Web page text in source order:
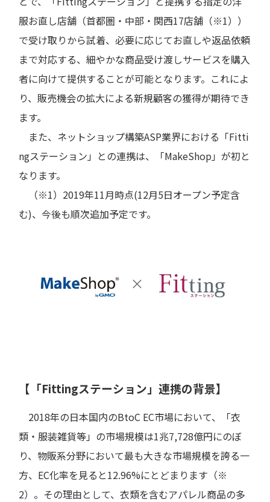
服お直し店舗（首都圏・中部・関西17店舗（※1））
で受け取りから試着、必要に応じてお直しや返品依頼
まで対応する、細やかな商品受け渡しサービスを購入
者に向けて提供することが可能となります。これによ
り、販売機会の拡大による新規顧客の獲得が期待でき
ます。
また、ネットショップ構築ASP業界における「Fitti
ngステーション」との連携は、「MakeShop」が初と
なります。
（※1）2019年11月時点(12月5日オープン予定含
む)、今後も順次追加予定です。
【「Fittingステーション」連携の背景】
2018年の日本国内のBtoC EC市場において、「衣
類・服装雑貨等」の市場規模は1兆7,728億円にのぼ
り、物販系分野において最も大きな市場規模を誇る一
方、EC化率を見ると12.96%にとどまります（※
2）。その理由として、衣類を含むアパレル商品の多